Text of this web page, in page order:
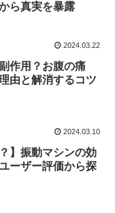
ら真実を暴露
2024.03.22
作用？お腹の痛
由と解消するコツ
2024.03.10
】振動マシンの効
ーザー評価から探